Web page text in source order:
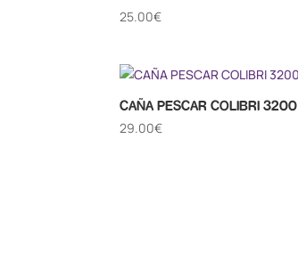
25.00€
CAÑA PESCAR COLIBRI 3200
29.00€